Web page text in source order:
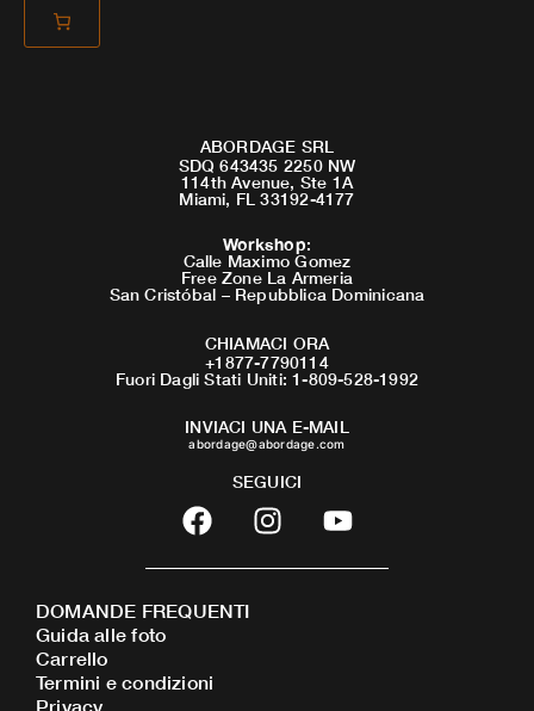
ABORDAGE SRL
SDQ 643435 2250 NW
114th Avenue, Ste 1A
Miami, FL 33192-4177
Workshop:
Calle Maximo Gomez
Free Zone La Armeria
San Cristóbal – Repubblica Dominicana
CHIAMACI ORA
+1877-7790114
Fuori Dagli Stati Uniti: 1-809-528-1992
INVIACI UNA E-MAIL
abordage@abordage.com
SEGUICI
F
a
c
b
o
I
n
s
Y
o
u
DOMANDE FREQUENTI
Guida alle foto
Carrello
Termini e condizioni
Privacy